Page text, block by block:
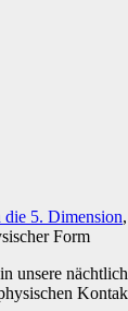
5. Dimension,
unsere